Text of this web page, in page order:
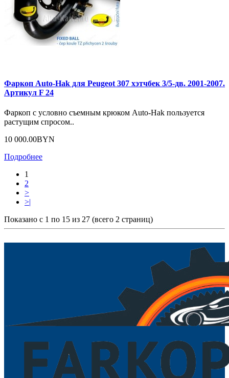
Фаркоп Auto-Hak для Peugeot 307 хэтчбек 3/5-дв. 2001-2007.
Артикул F 24
Фаркоп с условно съемным крюком Auto-Hak пользуется
растущим спросом..
10 000.00BYN
Подробнее
1
2
>
>|
Показано с 1 по 15 из 27 (всего 2 страниц)